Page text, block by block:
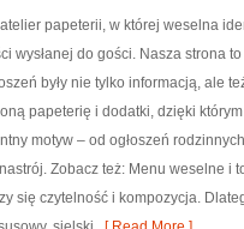
papeterii, w której weselna
wysłanej do gości. Nasza strona
były nie tylko informacją, ale
papeterię i dodatki, dzięki
motyw – od ogłoszeń
Zobacz też: Menu weselne i
się czytelność i kompozycja.